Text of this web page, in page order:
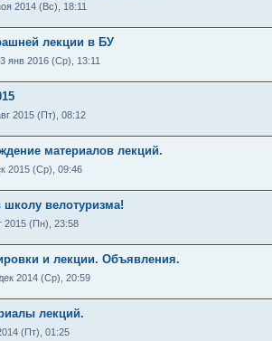
2014 (Вс), 18:11
лекции в БУ
янв 2016 (Ср), 13:11
2015 (Пт), 08:12
материалов лекций.
2015 (Ср), 09:46
велотуризма!
2015 (Пн), 23:58
и лекции. Объявления.
2014 (Ср), 20:59
лекций.
(Пт), 01:25